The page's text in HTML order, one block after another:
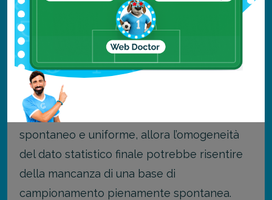
possibilità, per alcune aziende clienti della
piattaforma, di selezionare quali utenti
invitare a recensire il servizio.
E questo cambia completamente il
significato delle stelline. Perché se il flusso
delle recensioni non nasce in modo
spontaneo e uniforme, allora l’omogeneità
del dato statistico finale potrebbe risentire
della mancanza di una base di
campionamento pienamente spontanea.